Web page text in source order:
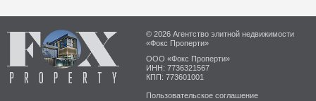
© 2026 Агентство элитной недвижимости
«Фокс Проперти»
ООО «Фокс Проперти»
ИНН: 7736321567
КПП: 773601001
Пользовательское соглашение